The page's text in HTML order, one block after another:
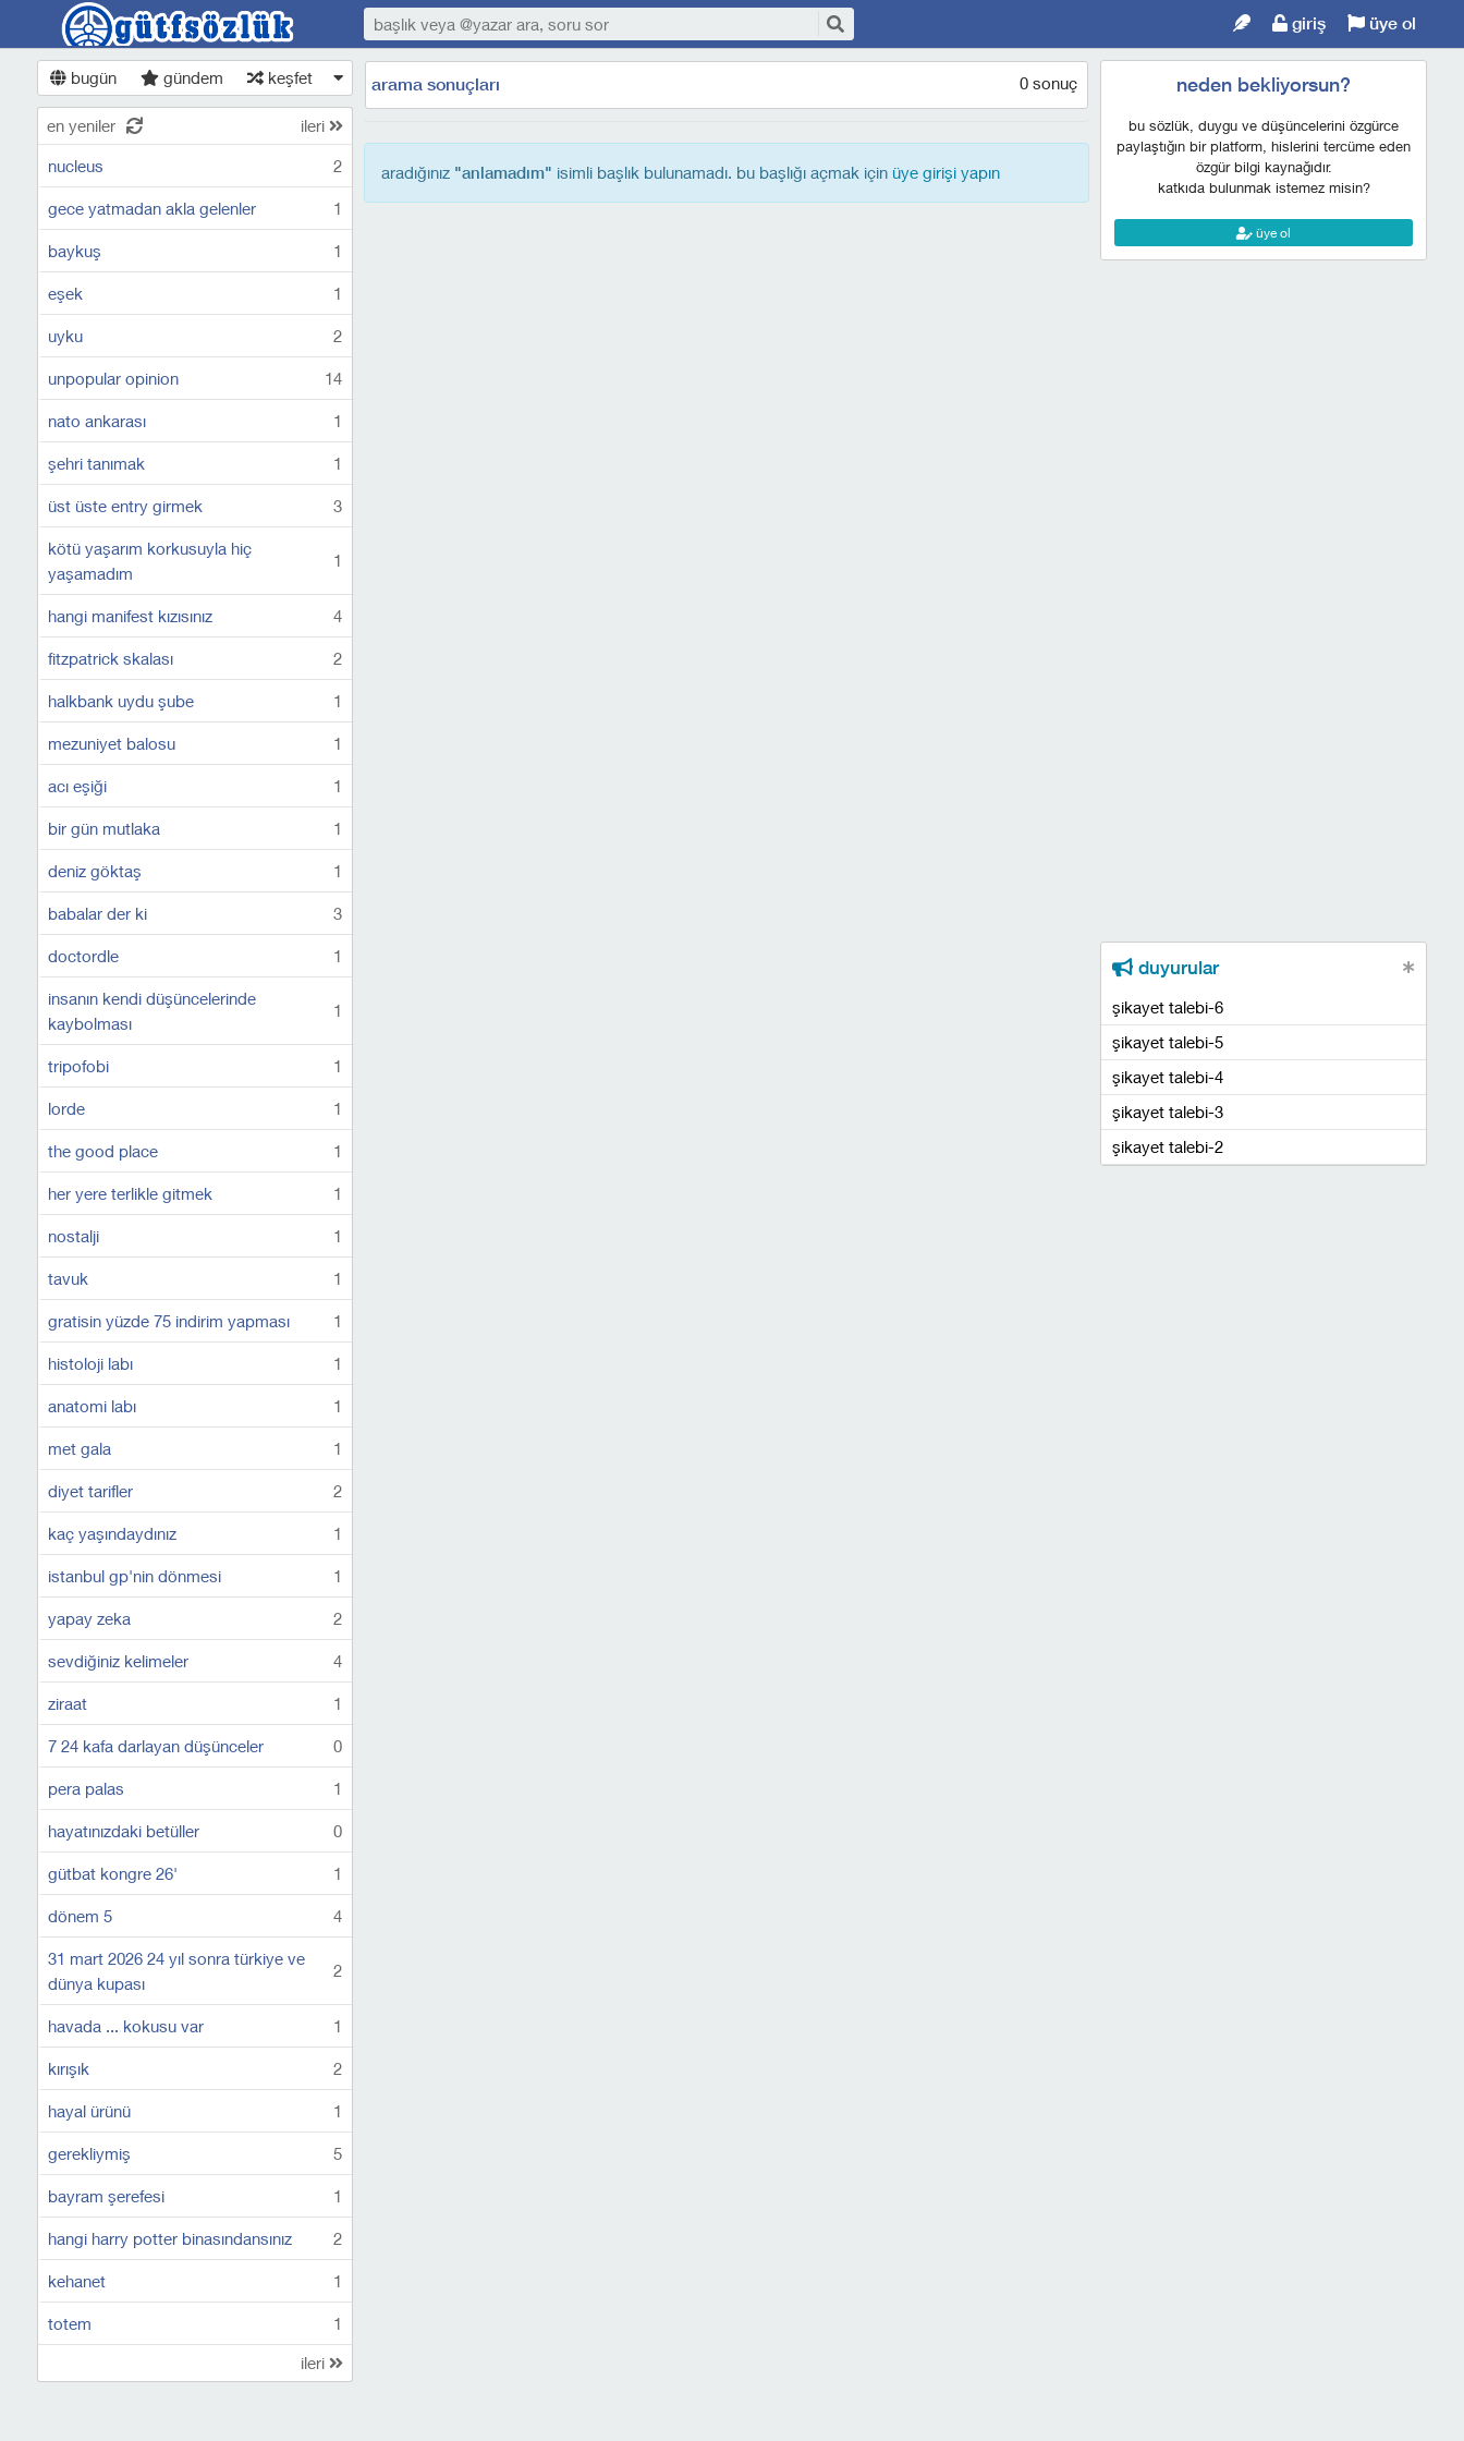
giriş üye ol
bugün gündem keşfet
en yeniler ileri
nucleus 2
gece yatmadan akla gelenler 1
baykuş 1
eşek 1
uyku 2
unpopular opinion 14
nato ankarası 1
şehri tanımak 1
üst üste entry girmek 3
kötü yaşarım korkusuyla hiç
yaşamadım
1
hangi manifest kızısınız 4
fitzpatrick skalası 2
halkbank uydu şube 1
mezuniyet balosu 1
acı eşiği 1
bir gün mutlaka 1
deniz göktaş 1
babalar der ki 3
doctordle 1
insanın kendi düşüncelerinde
kaybolması
1
tripofobi 1
lorde 1
the good place 1
her yere terlikle gitmek 1
nostalji 1
tavuk 1
gratisin yüzde 75 indirim yapması 1
histoloji labı 1
anatomi labı 1
met gala 1
diyet tarifler 2
kaç yaşındaydınız 1
istanbul gp'nin dönmesi 1
yapay zeka 2
sevdiğiniz kelimeler 4
ziraat 1
7 24 kafa darlayan düşünceler 0
pera palas 1
hayatınızdaki betüller 0
gütbat kongre 26' 1
dönem 5 4
31 mart 2026 24 yıl sonra türkiye ve
dünya kupası
2
havada ... kokusu var 1
kırışık 2
hayal ürünü 1
gerekliymiş 5
bayram şerefesi 1
hangi harry potter binasındansınız 2
kehanet 1
totem 1
ileri
0 sonuç
arama sonuçları
aradığınız "anlamadım" isimli başlık bulunamadı. bu başlığı açmak için üye girişi yapın
neden bekliyorsun?
bu sözlük, duygu ve düşüncelerini özgürce
paylaştığın bir platform, hislerini tercüme eden
özgür bilgi kaynağıdır.
katkıda bulunmak istemez misin?
üye ol
duyurular
şikayet talebi-6
şikayet talebi-5
şikayet talebi-4
şikayet talebi-3
şikayet talebi-2